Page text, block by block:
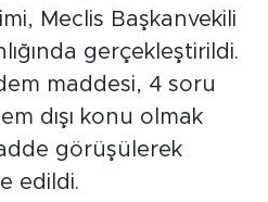
Meclis Başkanvekili
gerçekleştirildi.
maddesi, 4 soru
dışı konu olmak
görüşülerek
edildi.